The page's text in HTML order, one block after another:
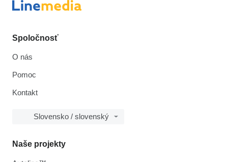
Spoločnosť
O nás
Pomoc
Kontakt
Slovensko / slovenský
Naše projekty